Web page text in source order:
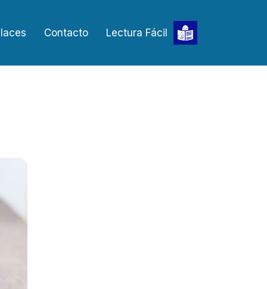
Contacto Lectura Fácil